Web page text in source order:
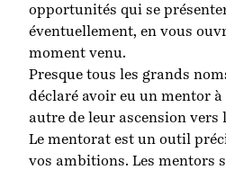
opportunités qui se
éventuellement, en vous
moment venu.
Presque tous les grands
déclaré avoir eu un mentor
autre de leur ascension vers
Le mentorat est un outil
vos ambitions. Les mentors